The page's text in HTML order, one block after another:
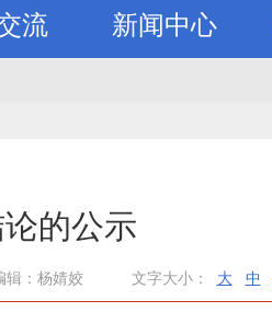
流 新闻中心
的公示
辑：杨婧姣 文字大小： 大 中